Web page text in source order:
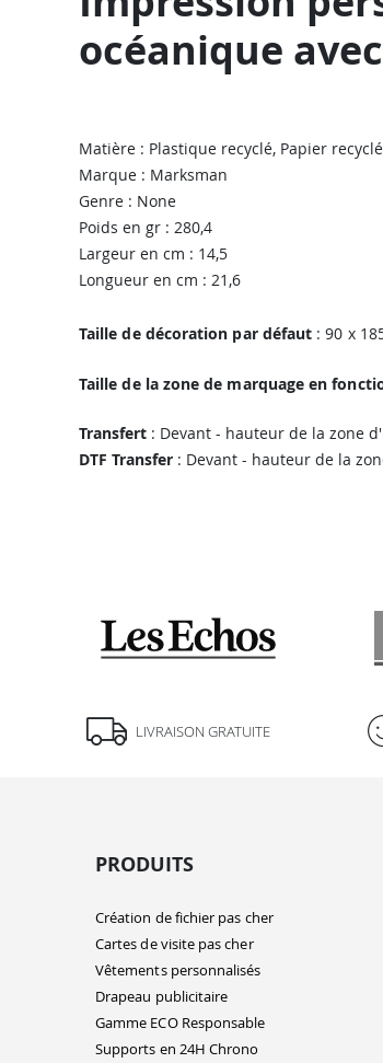
océanique
Matière : Plastique recyclé, Papier recyclé
Marque : Marksman
Genre : None
Poids en gr : 280,4
Largeur en cm : 14,5
Longueur en cm : 21,6
Taille de décoration par défaut : 90 x
Taille de la zone de marquage en
Transfert : Devant - hauteur de la zone
DTF Transfer : Devant - hauteur de la
LIVRAISON GRATUITE
PRODUITS
Création de fichier pas cher
Cartes de visite pas cher
Vêtements personnalisés
Drapeau publicitaire
Gamme ECO Responsable
Supports en 24H Chrono